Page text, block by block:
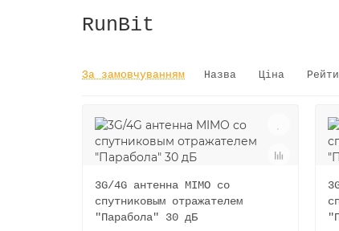
RunBit
За замовчуванням Назва Ціна
3G/4G антенна MIMO со
спутниковым отражателем
"Парабола" 30 дБ